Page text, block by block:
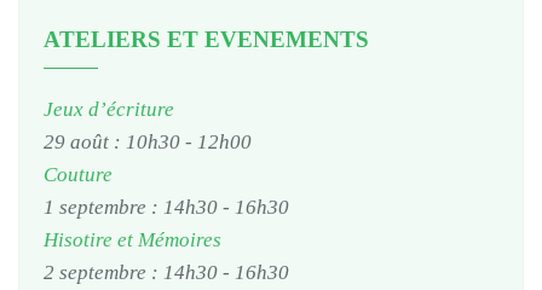
ATELIERS ET EVENEMENTS
Jeux d’écriture
29 août : 10h30 - 12h00
Couture
1 septembre : 14h30 - 16h30
Hisotire et Mémoires
2 septembre : 14h30 - 16h30